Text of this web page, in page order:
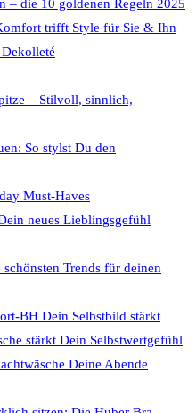
– die 10 goldenen Regeln 2025
trifft Style für Sie & Ihn
– Stilvoll, sinnlich,
So stylst Du den
Must-Haves
neues Lieblingsgefühl
Trends für deinen
BH Dein Selbstbild stärkt
stärkt Dein Selbstwertgefühl
Deine Abende